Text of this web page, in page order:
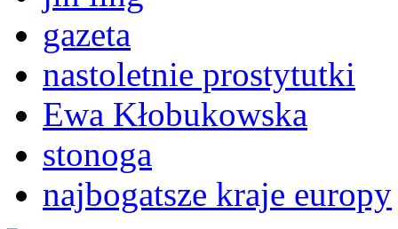
gazeta
nastoletnie prostytutki
Ewa Kłobukowska
stonoga
najbogatsze kraje europy